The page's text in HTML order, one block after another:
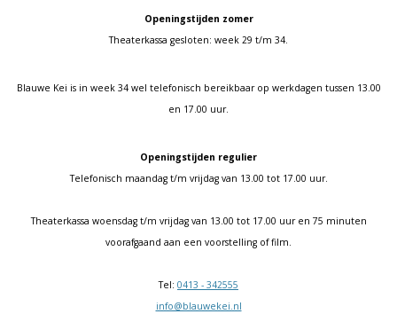
Openingstijden zomer
Theaterkassa gesloten: week 29 t/m 34.
Blauwe Kei is in week 34 wel telefonisch bereikbaar op werkdagen tussen 13.00
en 17.00 uur.
Openingstijden regulier
Telefonisch maandag t/m vrijdag van 13.00 tot 17.00 uur.
Theaterkassa woensdag t/m vrijdag van 13.00 tot 17.00 uur en 75 minuten
voorafgaand aan een voorstelling of film.
Tel: 0413 - 342555
info@blauwekei.nl